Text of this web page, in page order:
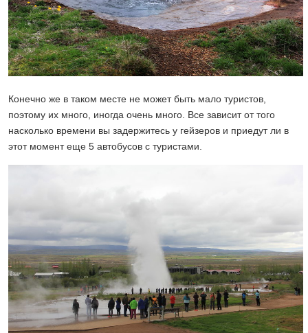
Конечно же в таком месте не может быть мало туристов,
поэтому их много, иногда очень много. Все зависит от того
насколько времени вы задержитесь у гейзеров и приедут ли в
этот момент еще 5 автобусов с туристами.